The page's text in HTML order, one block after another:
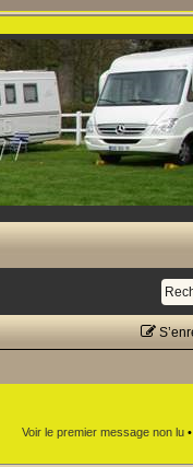
Voir le premier message non lu•